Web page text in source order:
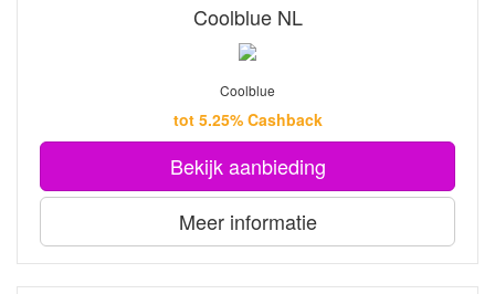
Coolblue NL
Coolblue
tot 5.25% Cashback
Bekijk aanbieding
Meer informatie